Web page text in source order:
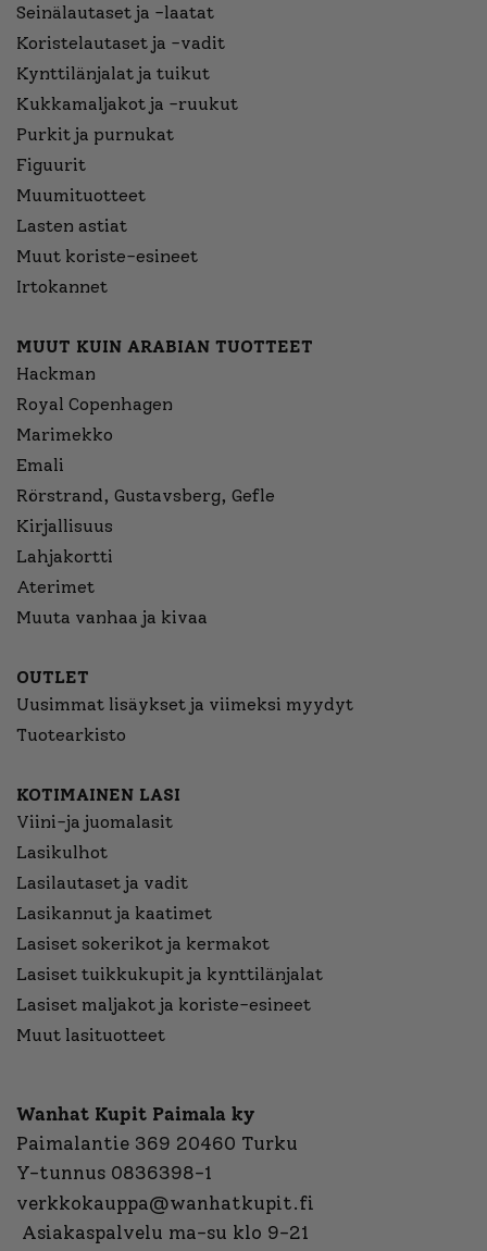
Seinälautaset ja -laatat
Koristelautaset ja -vadit
Kynttilänjalat ja tuikut
Kukkamaljakot ja -ruukut
Purkit ja purnukat
Figuurit
Muumituotteet
Lasten astiat
Muut koriste-esineet
Irtokannet
MUUT KUIN ARABIAN TUOTTEET
Hackman
Royal Copenhagen
Marimekko
Emali
Rörstrand, Gustavsberg, Gefle
Kirjallisuus
Lahjakortti
Aterimet
Muuta vanhaa ja kivaa
OUTLET
Uusimmat lisäykset ja viimeksi myydyt
Tuotearkisto
KOTIMAINEN LASI
Viini-ja juomalasit
Lasikulhot
Lasilautaset ja vadit
Lasikannut ja kaatimet
Lasiset sokerikot ja kermakot
Lasiset tuikkukupit ja kynttilänjalat
Lasiset maljakot ja koriste-esineet
Muut lasituotteet
Wanhat Kupit Paimala ky
Paimalantie 369 20460 Turku
Y-tunnus 0836398-1
verkkokauppa@wanhatkupit.fi
Asiakaspalvelu ma-su klo 9-21